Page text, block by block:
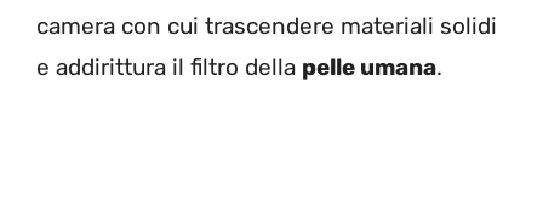
camera con cui trascendere materiali solidi
e addirittura il filtro della pelle umana.